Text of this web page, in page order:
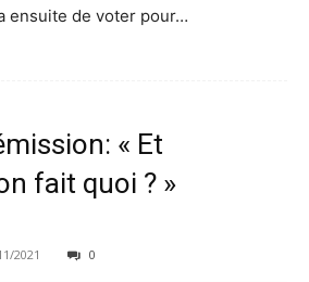
ensuite de voter pour…
« Et
fait quoi ? »
2021 0